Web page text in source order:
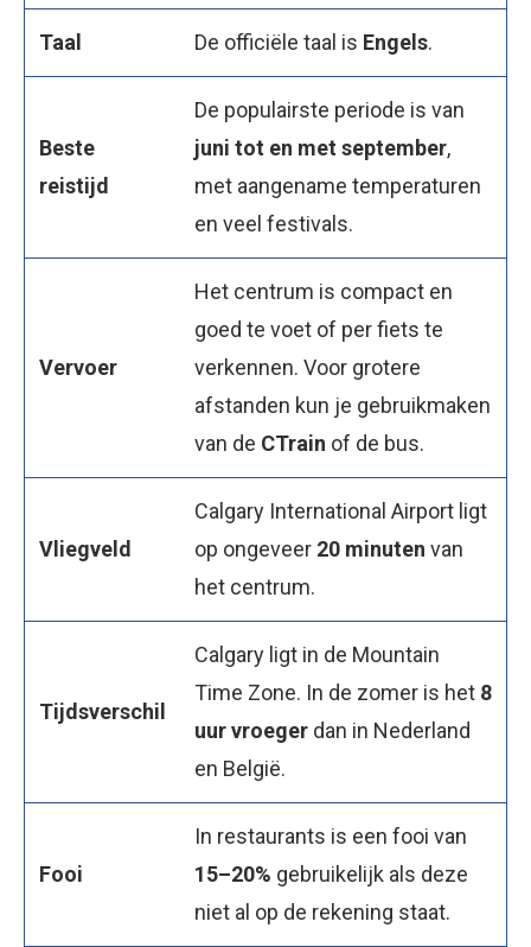
Taal De officiële taal is Engels.
Beste
reistijd
De populairste periode is van
juni tot en met september,
met aangename temperaturen
en veel festivals.
Vervoer
Het centrum is compact en
goed te voet of per fiets te
verkennen. Voor grotere
afstanden kun je gebruikmaken
van de CTrain of de bus.
Vliegveld
Calgary International Airport ligt
op ongeveer 20 minuten van
het centrum.
Tijdsverschil
Calgary ligt in de Mountain
Time Zone. In de zomer is het 8
uur vroeger dan in Nederland
en België.
Fooi
In restaurants is een fooi van
15–20% gebruikelijk als deze
niet al op de rekening staat.